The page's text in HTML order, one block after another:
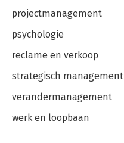
projectmanagement
psychologie
reclame en verkoop
strategisch management
verandermanagement
werk en loopbaan